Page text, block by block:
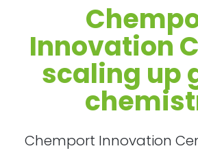
Innovation
scaling up
Chemport Innovation